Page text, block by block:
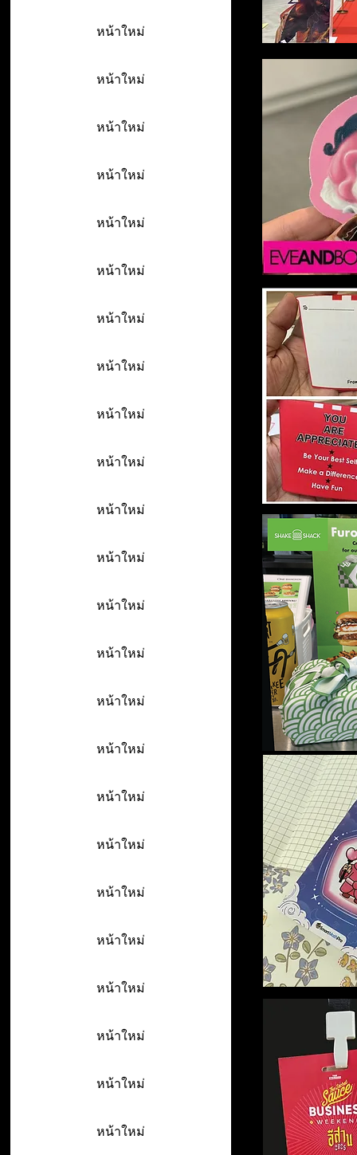
หน้าใหม่
หน้าใหม่
หน้าใหม่
หน้าใหม่
หน้าใหม่
หน้าใหม่
หน้าใหม่
หน้าใหม่
หน้าใหม่
หน้าใหม่
หน้าใหม่
หน้าใหม่
หน้าใหม่
หน้าใหม่
หน้าใหม่
หน้าใหม่
หน้าใหม่
หน้าใหม่
หน้าใหม่
หน้าใหม่
หน้าใหม่
หน้าใหม่
หน้าใหม่
หน้าใหม่